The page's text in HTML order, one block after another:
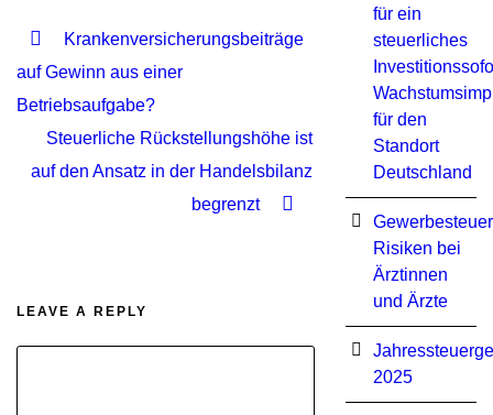
Krankenversicherungsbeiträge
auf Gewinn aus einer
Betriebsaufgabe?
Steuerliche Rückstellungshöhe ist
auf den Ansatz in der Handelsbilanz
begrenzt
LEAVE A REPLY
für ein
steuerliches
für den
Standort
Deutschland
Risiken bei
Ärztinnen
und Ärzte
2025